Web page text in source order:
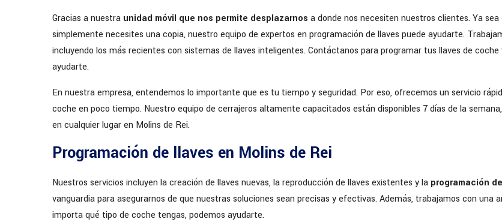
Gracias a nuestra unidad móvil que nos permite desplazarnos a donde nos necesiten nuestros clientes. Ya sea
simplemente necesites una copia, nuestro equipo de expertos en programación de llaves puede ayudarte.
incluyendo los más recientes con sistemas de llaves inteligentes. Contáctanos para programar tus llaves de
ayudarte.
En nuestra empresa, entendemos lo importante que es tu tiempo y seguridad. Por eso, ofrecemos un servicio
coche en poco tiempo. Nuestro equipo de cerrajeros altamente capacitados están disponibles 7 días de la
en cualquier lugar en Molins de Rei.
Programación de llaves en Molins de Rei
Nuestros servicios incluyen la creación de llaves nuevas, la reproducción de llaves existentes y la programación
vanguardia para asegurarnos de que nuestras soluciones sean precisas y efectivas. Además, trabajamos con una
importa qué tipo de coche tengas, podemos ayudarte.